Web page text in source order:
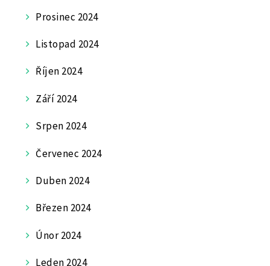
Prosinec 2024
Listopad 2024
Říjen 2024
Září 2024
Srpen 2024
Červenec 2024
Duben 2024
Březen 2024
Únor 2024
Leden 2024